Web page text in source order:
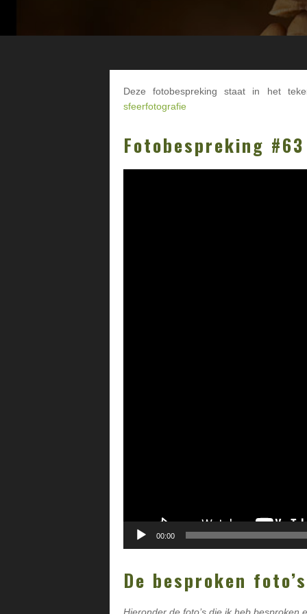
Deze fotobespreking staat in het
sfeerfotografie
Fotobespreking
00:00
De besproken foto’s
Hieronder de foto’s die ik heb besproken